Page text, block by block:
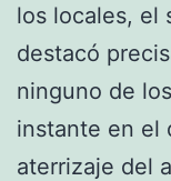
los locales, el
destacó
ninguno de
instante en el
aterrizaje del